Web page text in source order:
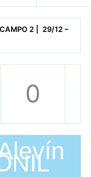
2 | 29/12 –
0